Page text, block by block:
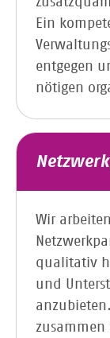
Ein
entgegen
nötigen
Wir
qualitativ
und
zusammen